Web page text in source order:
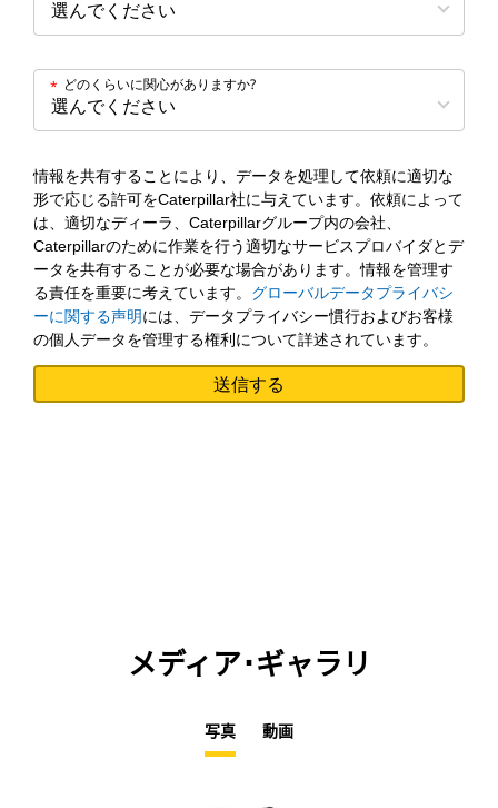
どのくらいに関心がありますか?
*
情報を共有することにより、データを処理して依頼に適切な
形で応じる許可をCaterpillar社に与えています。依頼によって
は、適切なディーラ、Caterpillarグループ内の会社、
Caterpillarのために作業を行う適切なサービスプロバイダとデ
ータを共有することが必要な場合があります。情報を管理す
る責任を重要に考えています。 グローバルデータプライバシ
ーに関する声明には、データプライバシー慣行およびお客様
の個人データを管理する権利について詳述されています。
メディア･ギャラリ
写真 動画